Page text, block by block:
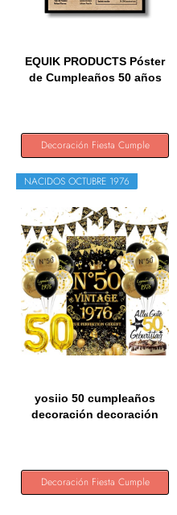
EQUIK PRODUCTS Póster
de Cumpleaños 50 años
Decoración Fiesta Cumple
NACIDOS OCTUBRE 1976
yosiio 50 cumpleaños
decoración decoración
Decoración Fiesta Cumple